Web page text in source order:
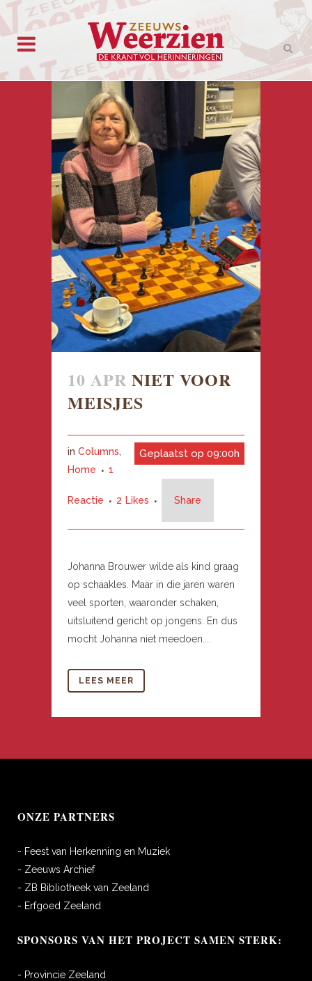
10 APR NIET VOOR
MEISJES
Geplaatst op 09:00h
in Columns,
Home
1
Reactie 2 Likes Share
Johanna Brouwer wilde als kind graag
op schaakles. Maar in die jaren waren
veel sporten, waaronder schaken,
uitsluitend gericht op jongens. En dus
mocht Johanna niet meedoen....
LEES MEER
ONZE PARTNERS
- Feest van Herkenning en Muziek
- Zeeuws Archief
- ZB Bibliotheek van Zeeland
- Erfgoed Zeeland
SPONSORS VAN HET PROJECT SAMEN STERK:
- Provincie Zeeland